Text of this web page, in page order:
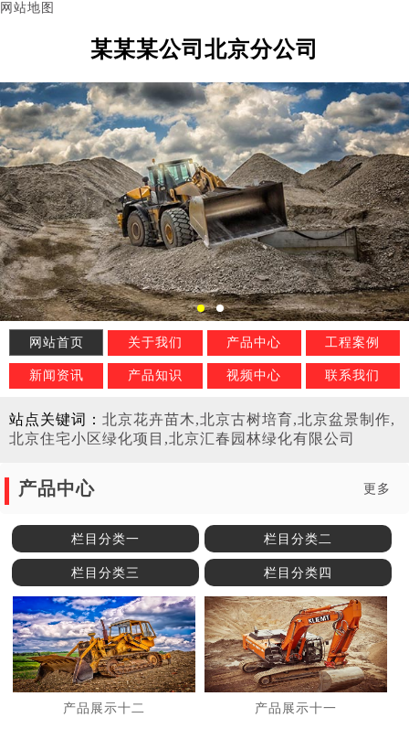
网站地图
某某某公司北京分公司
网站首页 关于我们 产品中心 工程案例
新闻资讯 产品知识 视频中心 联系我们
站点关键词： 北京花卉苗木,北京古树培育,北京盆景制作,
北京住宅小区绿化项目,北京汇春园林绿化有限公司
产品中心 更多
栏目分类一 栏目分类二
栏目分类三 栏目分类四
产品展示十二 产品展示十一